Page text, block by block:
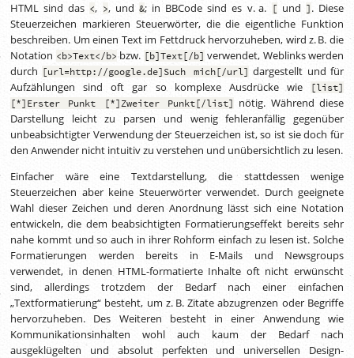
HTML sind das <, >, und &; in BBCode sind es v. a. [ und ] . Diese
Steuerzeichen markieren Steuerwörter, die die eigentliche Funktion
beschreiben. Um einen Text im Fettdruck hervorzuheben, wirdz. B. die
Notation <b>Text</b> bzw. [b]Text[/b] verwendet, Weblinks werden
durch [url=http://google.de]Such mich[/url] dargestellt und für
Aufzählungen sind oft gar so komplexe Ausdrücke wie
[list]
[*]Erster Punkt [*]Zweiter Punkt[/list] nötig. Während diese
Darstellung leicht zu parsen und wenig fehleranfällig gegenüber
unbeabsichtigter Verwendung der Steuerzeichen ist, so ist sie doch für
den Anwender nicht intuitiv zu verstehen und unübersichtlich zu lesen.
Einfacher wäre eine Textdarstellung, die stattdessen wenige
Steuerzeichen aber keine Steuerwörter verwendet. Durch geeignete
Wahl dieser Zeichen und deren Anordnung lässt sich eine Notation
entwickeln, die dem beabsichtigten Formatierungseffekt bereits sehr
nahe kommt und so auch in ihrer Rohform einfach zu lesen ist. Solche
Formatierungen werden bereits in E-Mails und Newsgroups
verwendet, in denen HTML-formatierte Inhalte oft nicht erwünscht
sind, allerdings trotzdem der Bedarf nach einer einfachen
„Textformatierung“ besteht, um z. B.Zitate abzugrenzen oder Begriffe
hervorzuheben. Des Weiteren besteht in einer Anwendung wie
Kommunikationsinhalten wohl auch kaum der Bedarf nach
ausgeklügelten und absolut perfekten und universellen Design-